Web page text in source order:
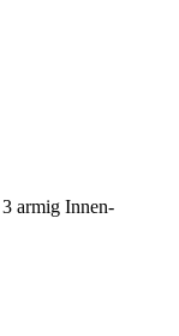
armig Innen-